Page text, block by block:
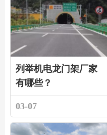
列举机电龙门架厂家
有哪些？
03-07